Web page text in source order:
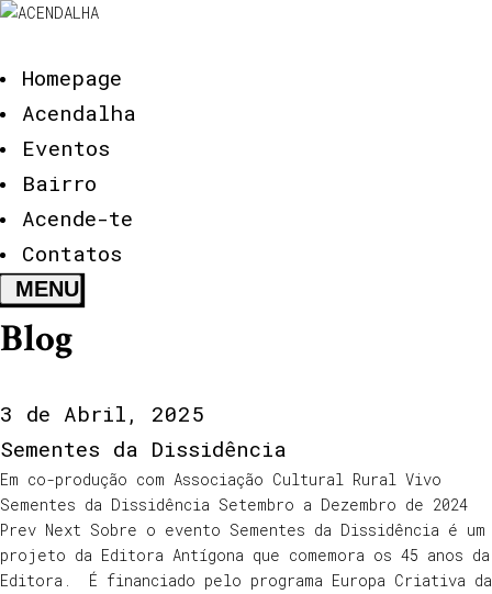
Homepage
Acendalha
Eventos
Bairro
Acende-te
Contatos
Blog
3 de Abril, 2025
Sementes da Dissidência
Em co-produção com Associação Cultural Rural Vivo
Sementes da Dissidência Setembro a Dezembro de 2024
Prev Next Sobre o evento Sementes da Dissidência é um
projeto da Editora Antígona que comemora os 45 anos da
Editora. É financiado pelo programa Europa Criativa da